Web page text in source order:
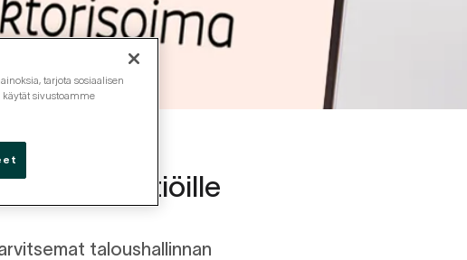
taloyhtiöille
taloushallinnan
tarjota sosiaalisen
sivustoamme